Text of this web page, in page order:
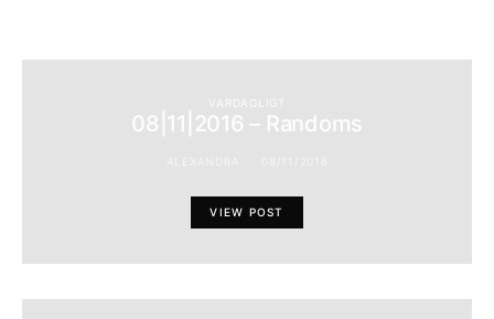
VARDAGLIGT
08|11|2016 – Randoms
VIEW POST